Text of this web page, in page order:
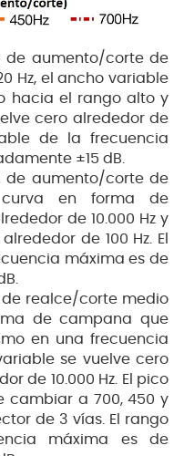
de aumento/corte de
Hz, el ancho variable
hacia el rango alto y
cero alrededor de
de la frecuencia
±15 dB.
de aumento/corte de
en forma de
de 10.000 Hz y
de 100 Hz. El
máxima es de
realce/corte medio
de campana que
en una frecuencia
se vuelve cero
de 10.000 Hz. El pico
cambiar a 700, 450 y
de 3 vías. El rango
máxima es de